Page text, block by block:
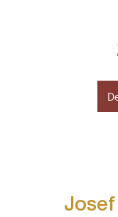
Josef